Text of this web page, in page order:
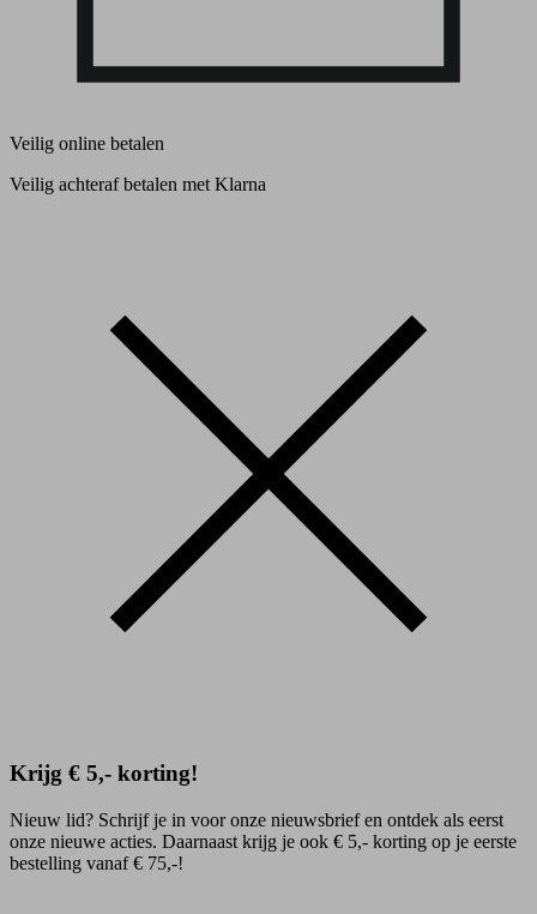
Veilig online betalen
Veilig achteraf betalen met Klarna
Krijg € 5,- korting!
Nieuw lid? Schrijf je in voor onze nieuwsbrief en ontdek als eerst
onze nieuwe acties. Daarnaast krijg je ook € 5,- korting op je eerste
bestelling vanaf € 75,-!